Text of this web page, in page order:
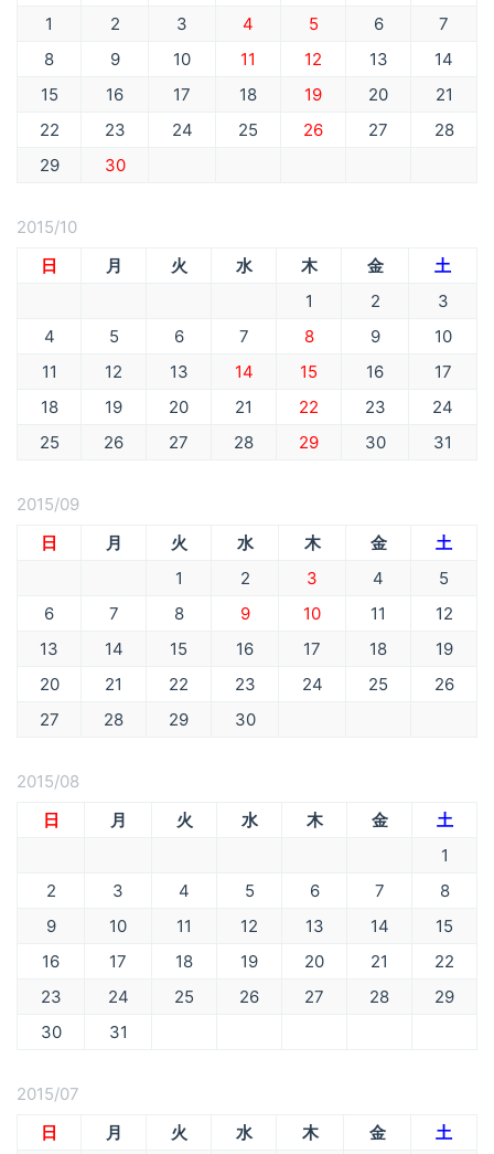
1
2 3 4 5 6
7
8
9 10 11 12 13
14
15
16 17 18 19 20
21
22
23 24 25 26 27
28
29
30
2015/10
日
月 火 水 木 金
土
1
2
3
4
5 6 7 8 9
10
11
12 13 14 15 16
17
18
19 20 21 22 23
24
25
26 27 28 29 30 31
2015/09
日
月 火 水 木 金
土
1
2 3 4
5
6
7 8 9 10 11
12
13
14 15 16 17 18
19
20
21 22 23 24 25
26
27
28 29 30
2015/08
日
月 火 水 木 金
土
1
2
3 4 5 6 7
8
9
10 11 12 13 14
15
16
17 18 19 20 21
22
23
24 25 26 27 28
29
30
31
2015/07
日
月 火 水 木 金
土